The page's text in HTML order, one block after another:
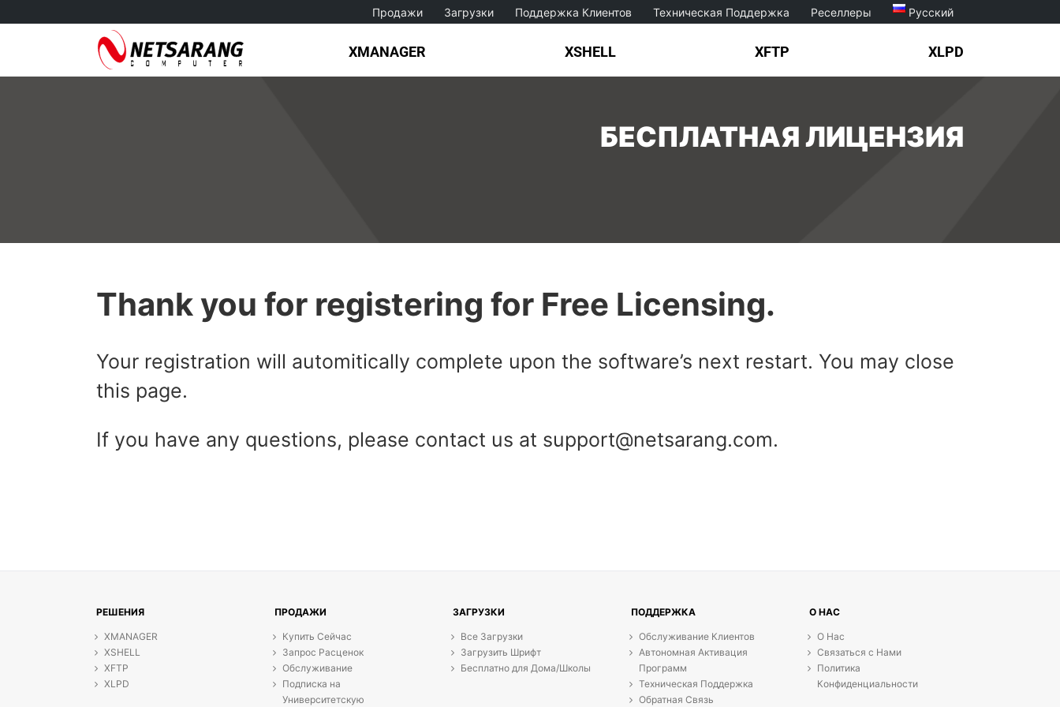
Продажи Загрузки Поддержка Клиентов Техническая Поддержка Реселлеры Русский
XMANAGER XSHELL XFTP XLPD
БЕСПЛАТНАЯ ЛИЦЕНЗИЯ
Thank you for registering for Free Licensing.
Your registration will automitically complete upon the software’s next restart. You may close
this page.
If you have any questions, please contact us at support@netsarang.com.
РЕШЕНИЯ
XMANAGER
XSHELL
XFTP
XLPD
ПРОДАЖИ
Купить Сейчас
Запрос Расценок
Обслуживание
Подписка на
Университетскую
ЗАГРУЗКИ
Все Загрузки
Загрузить Шрифт
Бесплатно для Дома/Школы
ПОДДЕРЖКА
Обслуживание Клиентов
Автономная Активация
Программ
Техническая Поддержка
Обратная Связь
О НАС
О Нас
Связаться с Нами
Политика
Конфиденциальности